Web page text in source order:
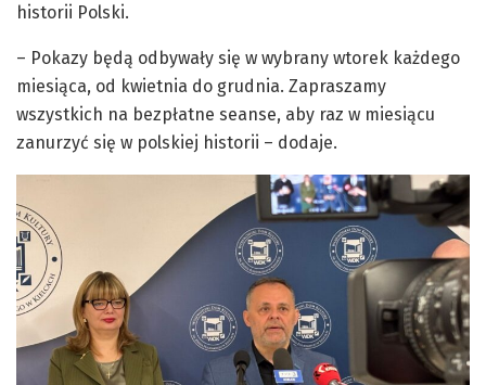
historii Polski.
– Pokazy będą odbywały się w wybrany wtorek każdego
miesiąca, od kwietnia do grudnia. Zapraszamy
wszystkich na bezpłatne seanse, aby raz w miesiącu
zanurzyć się w polskiej historii – dodaje.